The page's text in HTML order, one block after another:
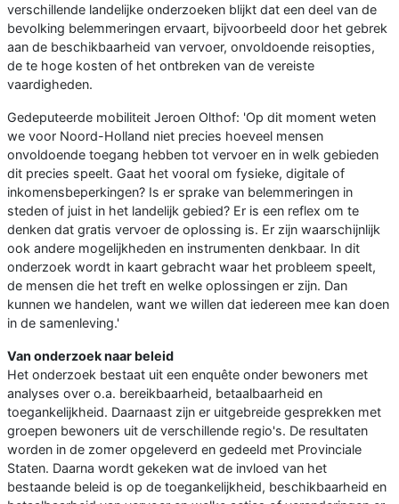
verschillende landelijke onderzoeken blijkt dat een deel van de
bevolking belemmeringen ervaart, bijvoorbeeld door het gebrek
aan de beschikbaarheid van vervoer, onvoldoende reisopties,
de te hoge kosten of het ontbreken van de vereiste
vaardigheden.
Gedeputeerde mobiliteit Jeroen Olthof: 'Op dit moment weten
we voor Noord-Holland niet precies hoeveel mensen
onvoldoende toegang hebben tot vervoer en in welk gebieden
dit precies speelt. Gaat het vooral om fysieke, digitale of
inkomensbeperkingen? Is er sprake van belemmeringen in
steden of juist in het landelijk gebied? Er is een reflex om te
denken dat gratis vervoer de oplossing is. Er zijn waarschijnlijk
ook andere mogelijkheden en instrumenten denkbaar. In dit
onderzoek wordt in kaart gebracht waar het probleem speelt,
de mensen die het treft en welke oplossingen er zijn. Dan
kunnen we handelen, want we willen dat iedereen mee kan doen
in de samenleving.'
Van onderzoek naar beleid
Het onderzoek bestaat uit een enquête onder bewoners met
analyses over o.a. bereikbaarheid, betaalbaarheid en
toegankelijkheid. Daarnaast zijn er uitgebreide gesprekken met
groepen bewoners uit de verschillende regio's. De resultaten
worden in de zomer opgeleverd en gedeeld met Provinciale
Staten. Daarna wordt gekeken wat de invloed van het
bestaande beleid is op de toegankelijkheid, beschikbaarheid en